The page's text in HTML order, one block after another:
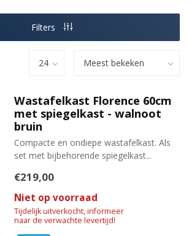
Filters
Wastafelkast Florence 60cm
met spiegelkast - walnoot
bruin
Compacte en ondiepe wastafelkast. Als
set met bijbehorende spiegelkast...
€219,00
Niet op voorraad
Tijdelijk uitverkocht, informeer
naar de verwachte levertijd!